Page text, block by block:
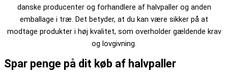
danske producenter og forhandlere af halvpaller og anden
emballage i træ. Det betyder, at du kan være sikker på at
modtage produkter i høj kvalitet, som overholder gældende krav
og lovgivning.
Spar penge på dit køb af halvpaller